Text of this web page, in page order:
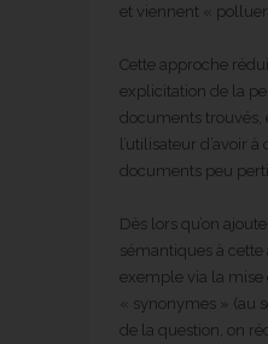
et viennent « polluer
Cette approche
explicitation de la
documents trouvés,
l’utilisateur d’avoir
documents peu
Dès lors qu’on
sémantiques à
exemple via la
« synonymes » (au
de la question, on